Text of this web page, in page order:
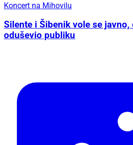
Koncert na Mihovilu
Silente i Šibenik vole se javno,
oduševio publiku